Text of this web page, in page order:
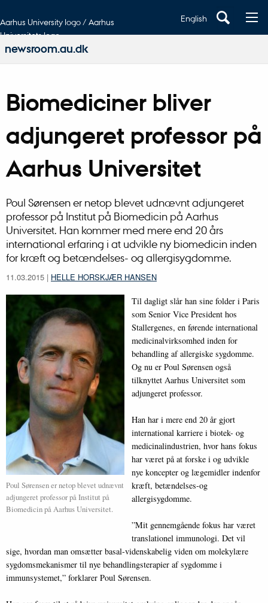
Aarhus University logo / Aarhus
Universitets logo
newsroom.au.dk
English
Biomediciner bliver
adjungeret professor på
Aarhus Universitet
Poul Sørensen er netop blevet udnævnt adjungeret
professor på Institut på Biomedicin på Aarhus
Universitet. Han kommer med mere end 20 års
international erfaring i at udvikle ny biomedicin inden
for kræft og betændelses- og allergisygdomme.
11.03.2015 | HELLE HORSKJÆR HANSEN
Poul Sørensen er netop blevet udnævnt
adjungeret professor på Institut på
Biomedicin på Aarhus Universitet.
Til dagligt slår han sine folder i Paris
som Senior Vice President hos
Stallergenes, en førende international
medicinalvirksomhed inden for
behandling af allergiske sygdomme.
Og nu er Poul Sørensen også
tilknyttet Aarhus Universitet som
adjungeret professor.
Han har i mere end 20 år gjort
international karriere i biotek- og
medicinalindustrien, hvor hans fokus
har været på at forske i og udvikle
nye koncepter og lægemidler indenfor
kræft, betændelses-og
allergisygdomme.
”Mit gennemgående fokus har været
translationel immunologi. Det vil
sige, hvordan man omsætter basal-videnskabelig viden om molekylære
sygdomsmekanismer til nye behandlingsterapier af sygdomme i
immunsystemet,” forklarer Poul Sørensen.